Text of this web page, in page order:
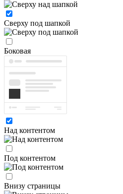
Сверху под шапкой
Боковая
Над контентом
Под контентом
Внизу страницы